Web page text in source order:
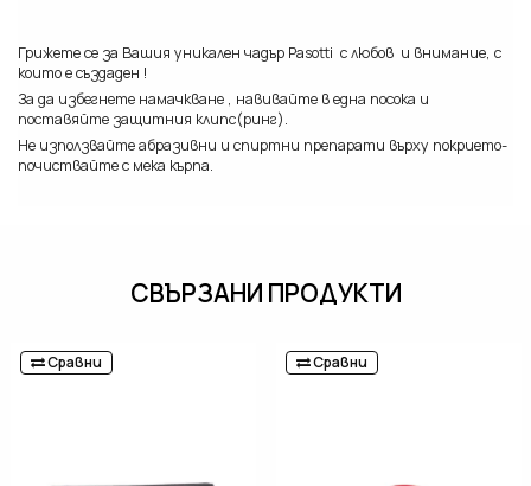
Грижете се за Вашия уникален чадър Pasotti с любов и внимание, с
които е създаден !
За да избегнете намачкване , навивайте в една посока и
поставяйте защитния клипс(ринг).
Не използвайте абразивни и спиртни препарати върху покрието-
почиствайте с мека кърпа.
СВЪРЗАНИ ПРОДУКТИ
Сравни Сравни